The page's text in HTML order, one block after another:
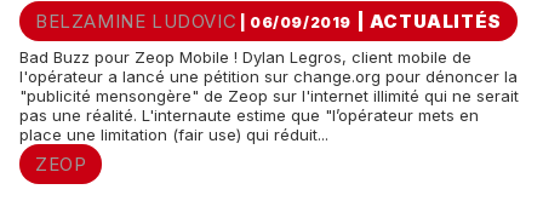
BELZAMINE LUDOVIC | 06/09/2019 ACTUALITÉS
Bad Buzz pour Zeop Mobile ! Dylan Legros, client mobile de
l'opérateur a lancé une pétition sur change.org pour dénoncer la
"publicité mensongère" de Zeop sur l'internet illimité qui ne serait
pas une réalité. L'internaute estime que "l’opérateur mets en
place une limitation (fair use) qui réduit...
ZEOP